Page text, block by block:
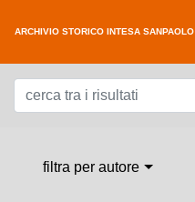
ARCHIVIO STORICO INTESA SANPAOLO
filtra per autore